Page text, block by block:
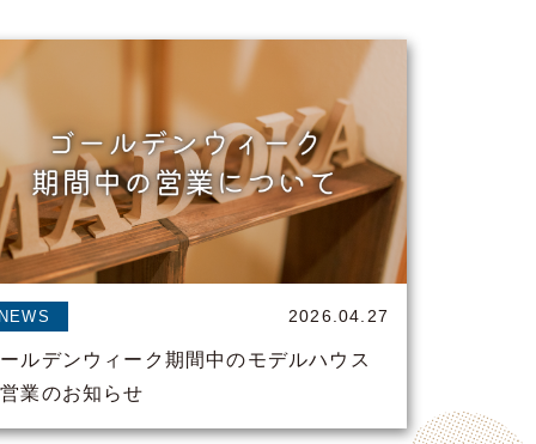
2026.04.27
ルデンウィーク期間中のモデルハウス
業のお知らせ